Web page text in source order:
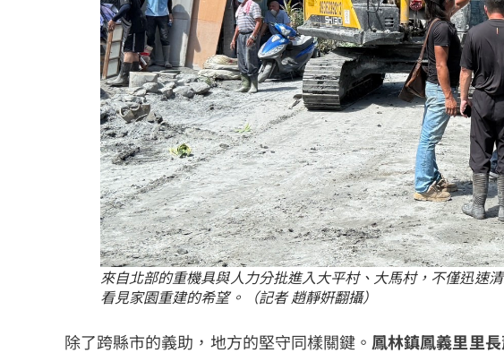
來自北部的重機具與人力分批進入大平村、大馬村，不僅迅速
看見家園重建的希望。（記者 趙靜姸翻攝）
除了跨縣市的義助，地方的堅守同樣關鍵。 鳳林鎮鳳義里里